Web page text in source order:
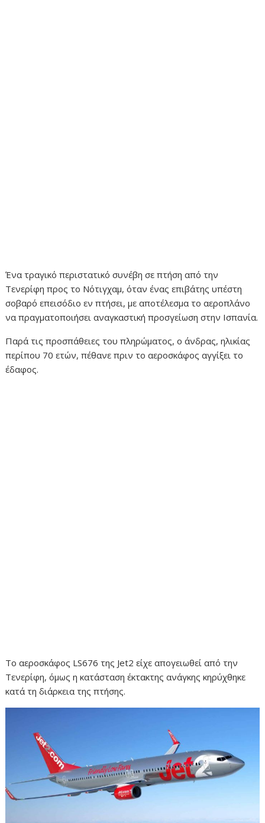
Ένα τραγικό περιστατικό συνέβη σε πτήση από την
Τενερίφη προς το Νότιγχαμ, όταν ένας επιβάτης υπέστη
σοβαρό επεισόδιο εν πτήσει, με αποτέλεσμα το αεροπλάνο
να πραγματοποιήσει αναγκαστική προσγείωση στην Ισπανία.
Παρά τις προσπάθειες του πληρώματος, ο άνδρας, ηλικίας
περίπου 70 ετών, πέθανε πριν το αεροσκάφος αγγίξει το
έδαφος.
Το αεροσκάφος LS676 της Jet2 είχε απογειωθεί από την
Τενερίφη, όμως η κατάσταση έκτακτης ανάγκης κηρύχθηκε
κατά τη διάρκεια της πτήσης.